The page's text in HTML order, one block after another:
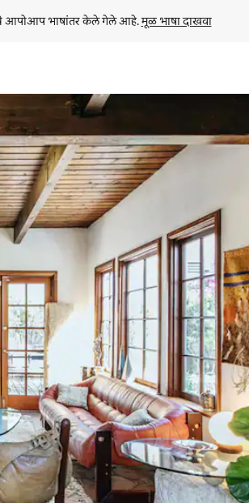
आपोआप भाषांतर केले गेले आहे. मूळ भाषा दाखवा
स्पर्शाने स्वाइप जेश्चर्स वापरून एक्सप्लोर करा.